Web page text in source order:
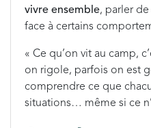
vivre ensemble, parler
face à certains
« Ce qu’on vit au camp,
on rigole, parfois on est
comprendre ce que
situations… même si ce